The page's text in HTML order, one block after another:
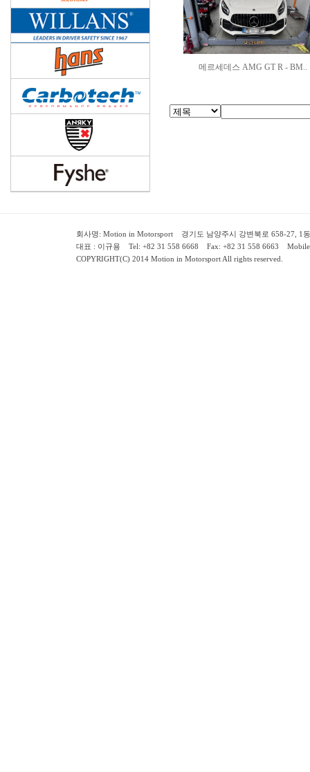
메르세데스 AMG GT R - BM..
회사명: Motion in Motorsport 경기도 남양주시 강변북로 658-27, 1동
대표 : 이규용 Tel: +82 31 558 6668 Fax: +82 31 558 6663
COPYRIGHT(C) 2014 Motion in Motorsport All rights reserved.